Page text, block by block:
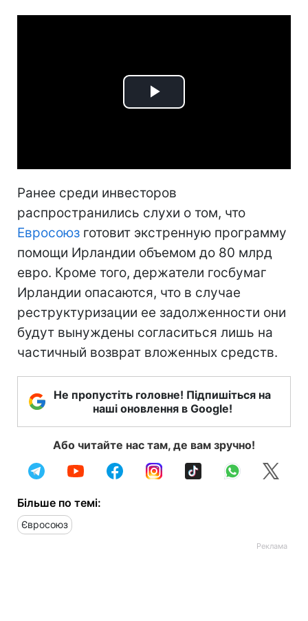
Play
Ранее среди инвесторов
распространились слухи о том, что
Евросоюз готовит экстренную программу
помощи Ирландии объемом до 80 млрд
евро. Кроме того, держатели госбумаг
Ирландии опасаются, что в случае
реструктуризации ее задолженности они
будут вынуждены согласиться лишь на
частичный возврат вложенных средств.
Не пропустіть головне! Підпишіться на
наші оновлення в Google!
Або читайте нас там, де вам зручно!
Більше по темі:
Євросоюз